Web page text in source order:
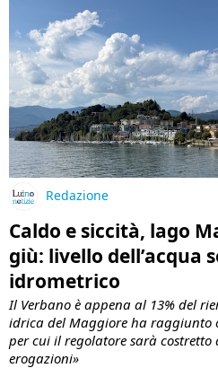
Redazione
Caldo e siccità, lago
giù: livello dell’acqua
idrometrico
Il Verbano è appena al 13% del
idrica del Maggiore ha raggiunto
per cui il regolatore sarà
erogazioni»